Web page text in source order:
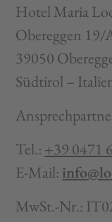
Hotel Maria
Obereggen 19/
39050
Südtirol –
Tel.: +39 0471
E-Mail:
MwSt.-Nr.: